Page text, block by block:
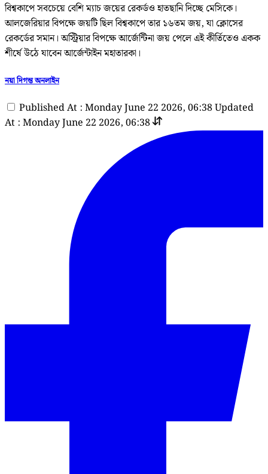
বিশ্বকাপে সবচেয়ে বেশি ম্যাচ জয়ের রেকর্ডও হাতছানি দিচ্ছে মেসিকে।
আলজেরিয়ার বিপক্ষে জয়টি ছিল বিশ্বকাপে তার ১৬তম জয়, যা ক্লোসের
রেকর্ডের সমান। অস্ট্রিয়ার বিপক্ষে আর্জেন্টিনা জয় পেলে এই কীর্তিতেও একক
শীর্ষে উঠে যাবেন আর্জেন্টাইন মহাতারকা।
নয়া দিগন্ত অনলাইন
Published At : Monday June 22 2026, 06:38Updated
At : Monday June 22 2026, 06:38